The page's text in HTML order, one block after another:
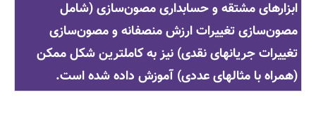
ابزارهای مشتقه و حسابداری مصون‌سازی (شامل
مصون‌سازی تغییرات ارزش منصفانه و مصون‌سازی
تغییرات جریانهای نقدی) نیز به کاملترین شکل ممکن
(همراه با مثالهای عددی) آموزش داده شده است.